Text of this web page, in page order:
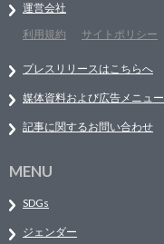
運営会社
利用規約
サイトポリシー
プレスリリースはこちらへ
媒体資料および広告メニュー
記事に関するお問い合わせ
MENU
SDGs
ジェンダー